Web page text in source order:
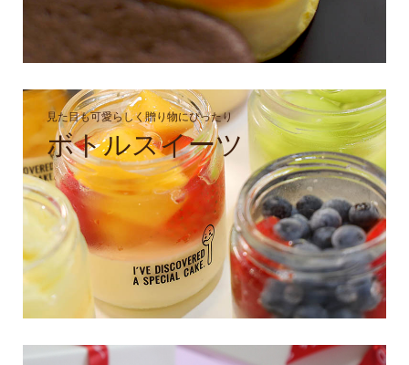
見た目も可愛らしく贈り物にぴったり
ボトルスイーツ